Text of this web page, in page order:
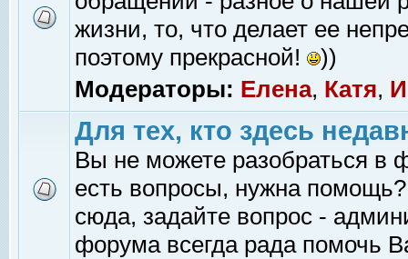
жизни, то, что делает ее
поэтому прекрасной!
))
Модераторы: Елена, Катя,
Для тех, кто здесь
Вы не можете разобраться в
есть вопросы, нужна помощь?
сюда, задайте вопрос -
форума всегда рада помочь